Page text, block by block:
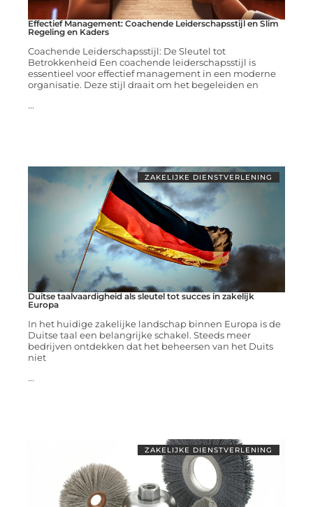
Effectief Management: Coachende Leiderschapsstijl en Slim
Regeling en Kaders
Coachende Leiderschapsstijl: De Sleutel tot
Betrokkenheid Een coachende leiderschapsstijl is
essentieel voor effectief management in een moderne
organisatie. Deze stijl draait om het begeleiden en
...
ZAKELIJKE DIENSTVERLENING
Duitse taalvaardigheid als sleutel tot succes in zakelijk
Europa
In het huidige zakelijke landschap binnen Europa is de
Duitse taal een belangrijke schakel. Steeds meer
bedrijven ontdekken dat het beheersen van het Duits
niet
...
ZAKELIJKE DIENSTVERLENING